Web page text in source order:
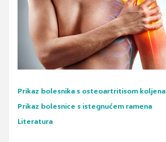
Prikaz bolesnika s osteoartritisom koljena
Prikaz bolesnice s istegnućem ramena
Literatura